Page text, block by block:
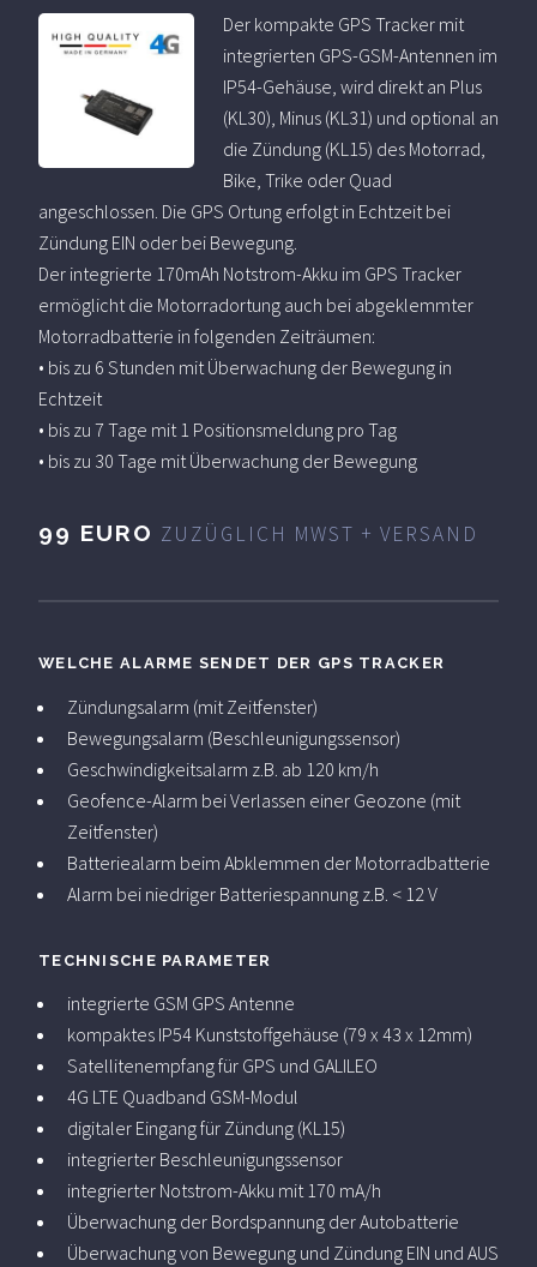
Der kompakte GPS Tracker mit
integrierten GPS-GSM-Antennen im
IP54-Gehäuse, wird direkt an Plus
(KL30), Minus (KL31) und optional an
die Zündung (KL15) des Motorrad,
Bike, Trike oder Quad
angeschlossen. Die GPS Ortung erfolgt in Echtzeit bei
Zündung EIN oder bei Bewegung.
Der integrierte 170mAh Notstrom-Akku im GPS Tracker
ermöglicht die Motorradortung auch bei abgeklemmter
Motorradbatterie in folgenden Zeiträumen:
• bis zu 6 Stunden mit Überwachung der Bewegung in
Echtzeit
• bis zu 7 Tage mit 1 Positionsmeldung pro Tag
• bis zu 30 Tage mit Überwachung der Bewegung
99 EURO ZUZÜGLICH MWST + VERSAND
WELCHE ALARME SENDET DER GPS TRACKER
Zündungsalarm (mit Zeitfenster)
Bewegungsalarm (Beschleunigungssensor)
Geschwindigkeitsalarm z.B. ab 120 km/h
Geofence-Alarm bei Verlassen einer Geozone (mit
Zeitfenster)
Batteriealarm beim Abklemmen der Motorradbatterie
Alarm bei niedriger Batteriespannung z.B. < 12 V
TECHNISCHE PARAMETER
integrierte GSM GPS Antenne
kompaktes IP54 Kunststoffgehäuse (79 x 43 x 12mm)
Satellitenempfang für GPS und GALILEO
4G LTE Quadband GSM-Modul
digitaler Eingang für Zündung (KL15)
integrierter Beschleunigungssensor
integrierter Notstrom-Akku mit 170 mA/h
Überwachung der Bordspannung der Autobatterie
Überwachung von Bewegung und Zündung EIN und AUS